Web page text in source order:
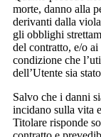
morte, danno alla
derivanti dalla
gli obblighi
del contratto, e/o
condizione che
dell’Utente sia
Salvo che i danni
incidano sulla vita
Titolare risponde